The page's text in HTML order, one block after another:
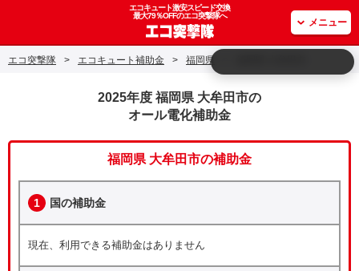
エコキュート激安スピード交換
最大79％OFFのエコ突撃隊へ
メニュー
エコ突撃隊 > エコキュート補助金 > 福岡県
2025年度 福岡県 大牟田市の
オール電化補助金
福岡県 大牟田市の補助金
1 国の補助金
現在、利用できる補助金はありません